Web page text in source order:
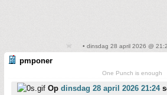
• dinsdag 28 april 2026 @
pmponer
One Punch is enough
Op dinsdag 28 april 2026 21:24